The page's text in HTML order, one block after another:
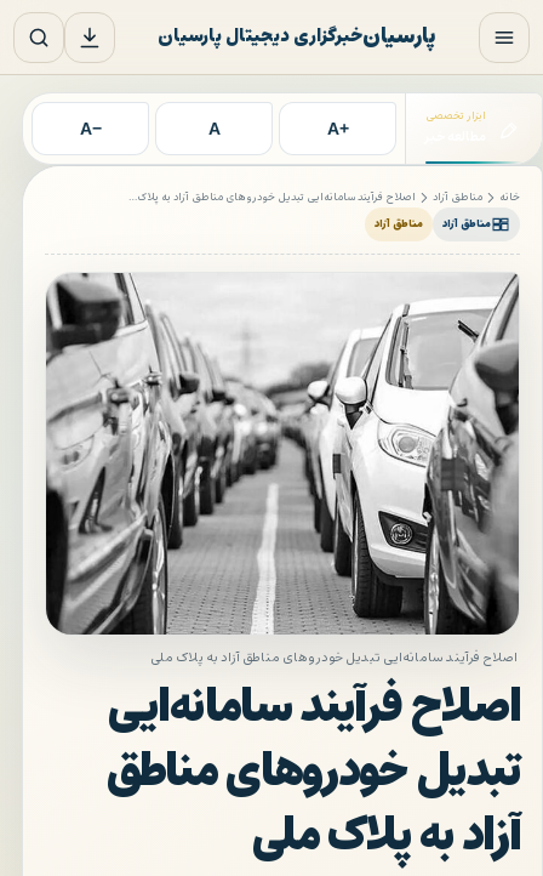
رفتن به محتوای اصلی
پارسیانخبرگزاری دیجیتال پارسیان
ابزار تخصصی
+A
A
−A
خانه مناطق آزاد
اصلاح فرآیند سامانه‌ایی تبدیل خودروهای مناطق آزاد به پلاک…
مناطق آزاد
مناطق آزاد
اصلاح فرآیند سامانه‌ایی
تبدیل خودروهای مناطق
آزاد به پلاک ملی
اصلاح فرآیند سامانه‌ایی تبدیل خودروهای مناطق آزاد به پلاک ملی